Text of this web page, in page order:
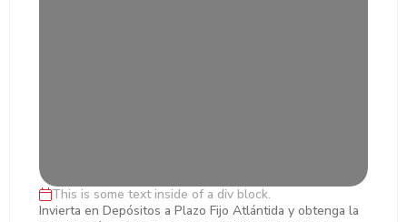
Inversiones en Plazo Fijo
This is some text inside of a div block.
Invierta en Depósitos a Plazo Fijo Atlántida y obtenga la